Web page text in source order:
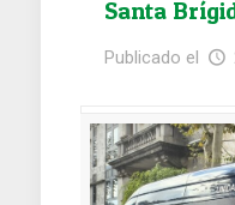
Santa
Publicado el